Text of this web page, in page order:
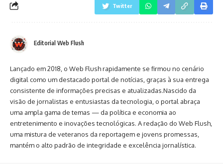
Twitter
Editorial Web Flush
Lançado em 2018, o Web Flush rapidamente se firmou no cenário
digital como um destacado portal de notícias, graças à sua entrega
consistente de informações precisas e atualizadas.Nascido da
visão de jornalistas e entusiastas da tecnologia, o portal abraça
uma ampla gama de temas — da política e economia ao
entretenimento e inovações tecnológicas. A redação do Web Flush,
uma mistura de veteranos da reportagem e jovens promessas,
mantém o alto padrão de integridade e excelência jornalística.